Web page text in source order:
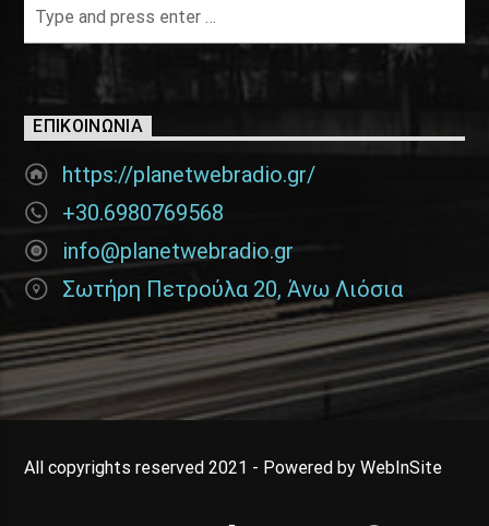
ΕΠΙΚΟΙΝΩΝΊΑ
https://planetwebradio.gr/
+30.6980769568
info@planetwebradio.gr
Σωτήρη Πετρούλα 20, Άνω Λιόσια
All copyrights reserved 2021 - Powered by WebInSite